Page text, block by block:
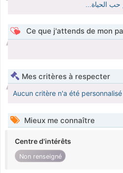
الحياة...
Ce que j'attends de mon
Mes critères à respecter
Aucun critère n'a été personnalisé
Mieux me connaître
Centre d'intérêts
Non renseigné